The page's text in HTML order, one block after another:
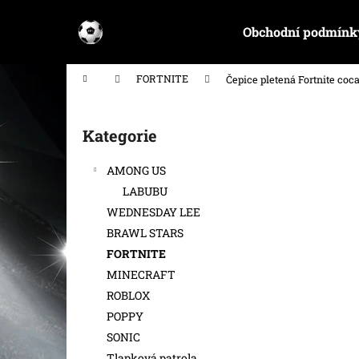
Obchodní
Domů FORTNITE Čepice pletená Fortnite
n
n
í
p
a
n
Přeskočit
kategorie
Kategorie
AMONG US
LABUBU
WEDNESDAY LEE
BRAWL STARS
FORTNITE
MINECRAFT
ROBLOX
POPPY
SONIC
Zpět
Zpět